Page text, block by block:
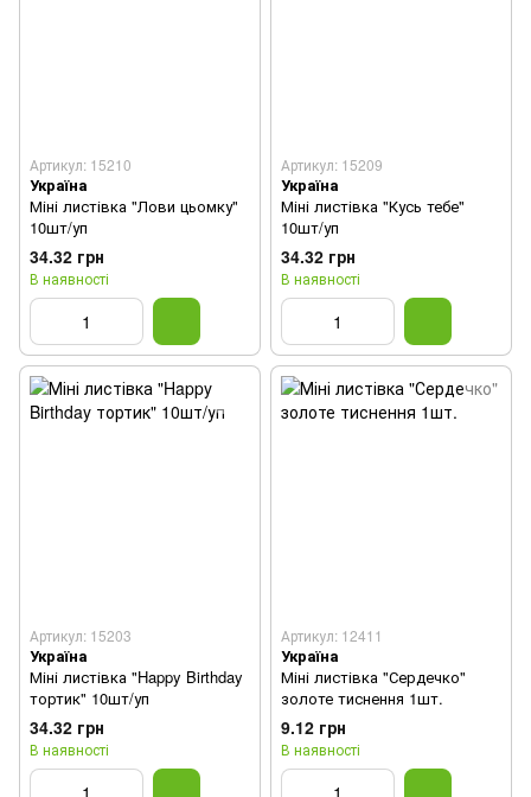
Артикул: 15210
Україна
Міні листівка "Лови цьомку"
10шт/уп
34.32 грн
В наявності
Артикул: 15209
Україна
Міні листівка "Кусь тебе"
10шт/уп
34.32 грн
В наявності
Артикул: 15203
Україна
Міні листівка "Happy Birthday
тортик" 10шт/уп
34.32 грн
В наявності
Артикул: 12411
Україна
Міні листівка "Сердечко"
золоте тиснення 1шт.
9.12 грн
В наявності